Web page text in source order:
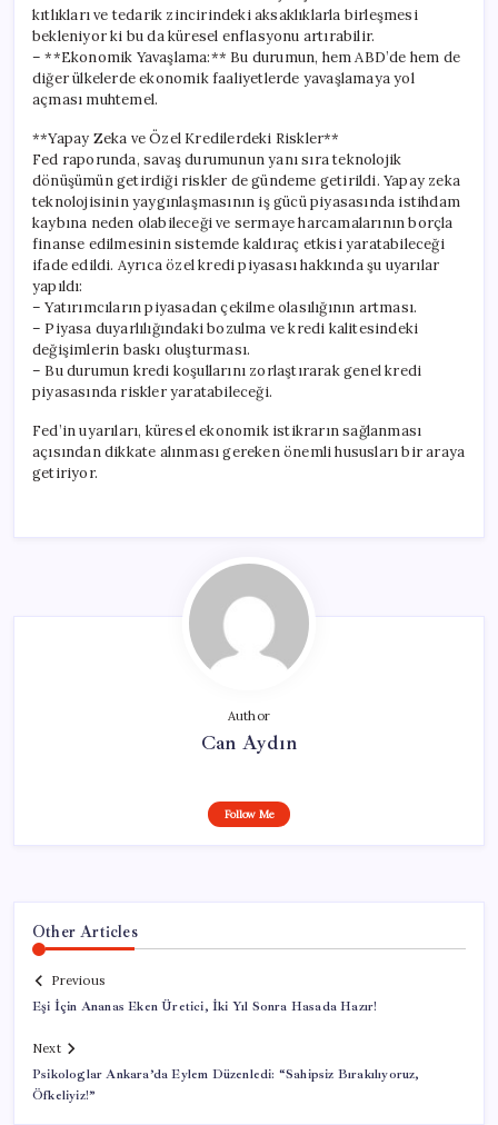
kıtlıkları ve tedarik zincirindeki aksaklıklarla birleşmesi
bekleniyor ki bu da küresel enflasyonu artırabilir.
– **Ekonomik Yavaşlama:** Bu durumun, hem ABD’de hem de
diğer ülkelerde ekonomik faaliyetlerde yavaşlamaya yol
açması muhtemel.
**Yapay Zeka ve Özel Kredilerdeki Riskler**
Fed raporunda, savaş durumunun yanı sıra teknolojik
dönüşümün getirdiği riskler de gündeme getirildi. Yapay zeka
teknolojisinin yaygınlaşmasının iş gücü piyasasında istihdam
kaybına neden olabileceği ve sermaye harcamalarının borçla
finanse edilmesinin sistemde kaldıraç etkisi yaratabileceği
ifade edildi. Ayrıca özel kredi piyasası hakkında şu uyarılar
yapıldı:
– Yatırımcıların piyasadan çekilme olasılığının artması.
– Piyasa duyarlılığındaki bozulma ve kredi kalitesindeki
değişimlerin baskı oluşturması.
– Bu durumun kredi koşullarını zorlaştırarak genel kredi
piyasasında riskler yaratabileceği.
Fed’in uyarıları, küresel ekonomik istikrarın sağlanması
açısından dikkate alınması gereken önemli hususları bir araya
getiriyor.
Author
Can Aydın
Follow Me
Other Articles
Previous
Eşi İçin Ananas Eken Üretici, İki Yıl Sonra Hasada Hazır!
Next
Psikologlar Ankara’da Eylem Düzenledi: “Sahipsiz Bırakılıyoruz,
Öfkeliyiz!”